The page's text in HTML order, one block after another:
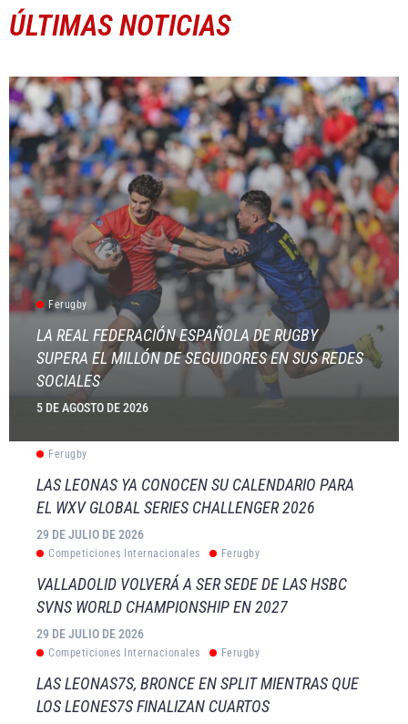
ÚLTIMAS NOTICIAS
Ferugby
LA REAL FEDERACIÓN ESPAÑOLA DE RUGBY
SUPERA EL MILLÓN DE SEGUIDORES EN SUS REDES
SOCIALES
5 DE AGOSTO DE 2026
Ferugby
LAS LEONAS YA CONOCEN SU CALENDARIO PARA
EL WXV GLOBAL SERIES CHALLENGER 2026
29 DE JULIO DE 2026
Competiciones Internacionales Ferugby
VALLADOLID VOLVERÁ A SER SEDE DE LAS HSBC
SVNS WORLD CHAMPIONSHIP EN 2027
29 DE JULIO DE 2026
Competiciones Internacionales Ferugby
LAS LEONAS7S, BRONCE EN SPLIT MIENTRAS QUE
LOS LEONES7S FINALIZAN CUARTOS